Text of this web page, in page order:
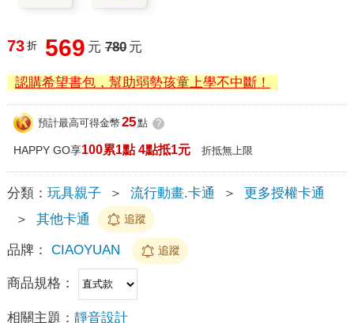
73 折 569 元 780 元
認購希望書包，幫助弱勢孩童上學不中斷！
預計最高可得金幣 25點 ?
HAPPY GO享100累1點 4點抵1元 折抵無上限
分類： 玩具親子 ＞ 流行動畫.卡通 ＞
更多授權卡通
＞
其他卡通 追蹤
品牌： CIAOYUAN 追蹤
商品規格：
相關主題： 靜音設計